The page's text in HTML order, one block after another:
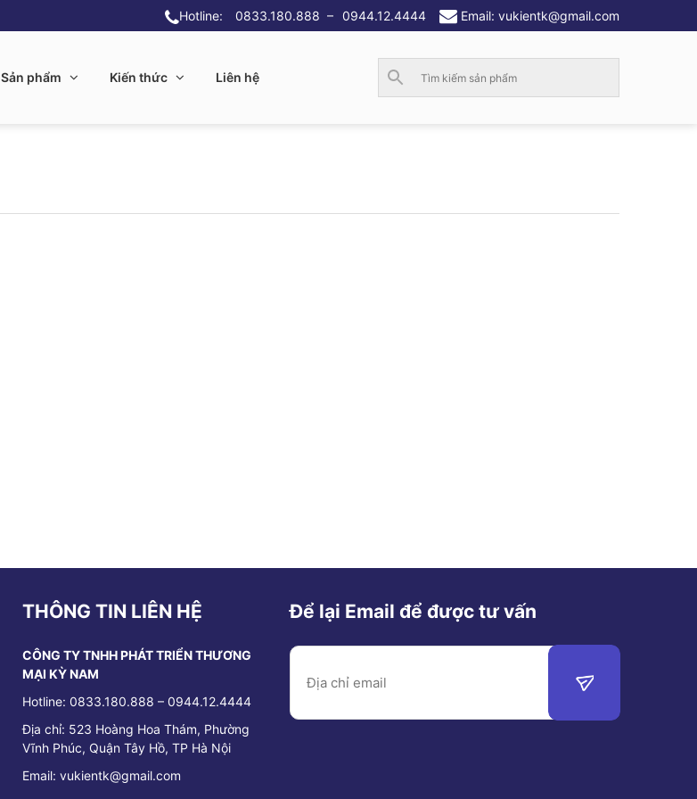
Hotline: 0833.180.888 – 0944.12.4444 Email: vukientk@gmail.com
Sản phẩm Kiến thức Liên hệ
THÔNG TIN LIÊN HỆ
CÔNG TY TNHH PHÁT TRIỂN THƯƠNG
MẠI KỲ NAM
Hotline: 0833.180.888 – 0944.12.4444
Địa chỉ: 523 Hoàng Hoa Thám, Phường
Vĩnh Phúc, Quận Tây Hồ, TP Hà Nội
Email: vukientk@gmail.com
Để lại Email để được tư vấn